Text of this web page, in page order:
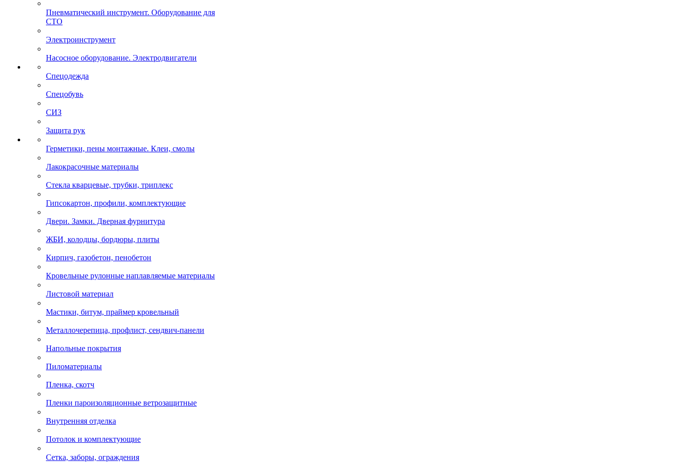
Пневматический инструмент. Оборудование для
СТО
Электроинструмент
Насосное оборудование. Электродвигатели
Спецодежда
Спецобувь
СИЗ
Защита рук
Герметики, пены монтажные. Клеи, смолы
Лакокрасочные материалы
Стекла кварцевые, трубки, триплекс
Гипсокартон, профили, комплектующие
Двери. Замки. Дверная фурнитура
ЖБИ, колодцы, бордюры, плиты
Кирпич, газобетон, пенобетон
Кровельные рулонные наплавляемые материалы
Листовой материал
Мастики, битум, праймер кровельный
Металлочерепица, профлист, сендвич-панели
Напольные покрытия
Пиломатериалы
Пленка, скотч
Пленки пароизоляционные ветрозащитные
Внутренняя отделка
Потолок и комплектующие
Сетка, заборы, ограждения